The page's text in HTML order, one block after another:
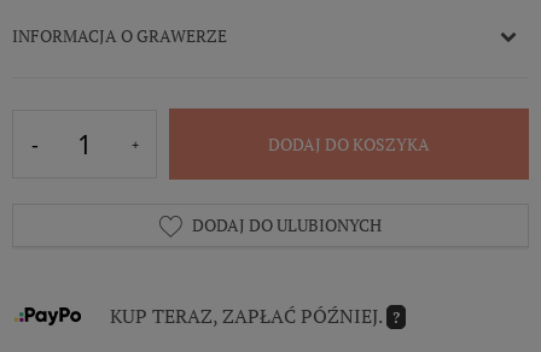
INFORMACJA O GRAWERZE
DODAJ DO KOSZYKA
DODAJ DO ULUBIONYCH
KUP TERAZ, ZAPŁAĆ PÓŹNIEJ. ?